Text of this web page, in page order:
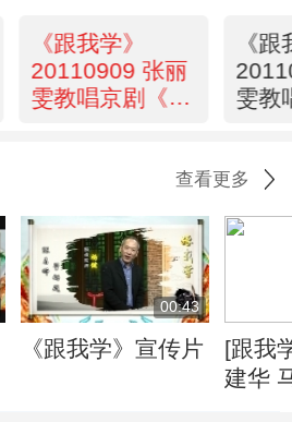
《跟我学》
20110909 张丽
雯教唱京剧《玉
《
雯教
查看更多
00:43
《跟我学》宣传片
[跟我
建华